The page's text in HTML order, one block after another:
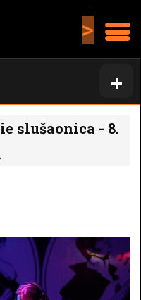
>
+
slušaonica - 8.